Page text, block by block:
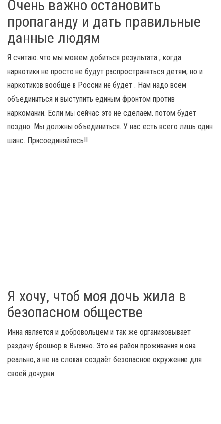
Очень важно остановить
пропаганду и дать правильные
данные людям
Я считаю, что мы можем добиться результата , когда
наркотики не просто не будут распространяться детям, но и
наркотиков вообще в России не будет . Нам надо всем
объединиться и выступить единым фронтом против
наркомании. Если мы сейчас это не сделаем, потом будет
поздно. Мы должны объединиться. У нас есть всего лишь один
шанс. Присоединяйтесь!!
Я хочу, чтоб моя дочь жила в
безопасном обществе
Инна является и добровольцем и так же организовывает
раздачу брошюр в Выхино. Это её район проживания и она
реально, а не на словах создаёт безопасное окружение для
своей дочурки.